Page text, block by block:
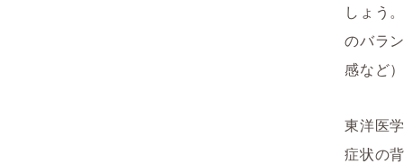
しょう
のバラ
感など
東洋医
症状の